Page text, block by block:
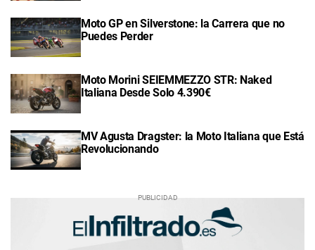
Moto GP en Silverstone: la Carrera que no
Puedes Perder
Moto Morini SEIEMMEZZO STR: Naked
Italiana Desde Solo 4.390€
MV Agusta Dragster: la Moto Italiana que Está
Revolucionando